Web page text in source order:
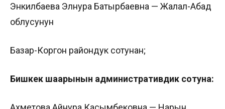
Энкилбаева Элнура Батырбаевна — Жалал-Абад
облусунун
Базар-Коргон райондук сотунан;
Бишкек шаарынын административдик сотуна: